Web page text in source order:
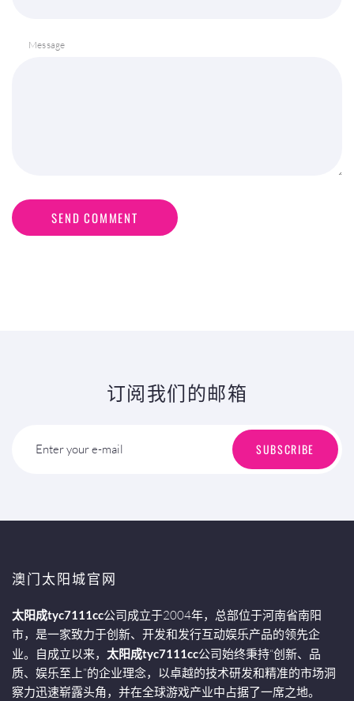
Message
SEND COMMENT
订阅我们的邮箱
Enter your e-mail SUBSCRIBE
澳门太阳城官网
太阳成tyc7111cc公司成立于2004年，总部位于河南省南阳
市，是一家致力于创新、开发和发行互动娱乐产品的领先企
业。自成立以来， 太阳成tyc7111cc公司始终秉持“创新、品
质、娱乐至上”的企业理念，以卓越的技术研发和精准的市场洞
察力迅速崭露头角，并在全球游戏产业中占据了一席之地。